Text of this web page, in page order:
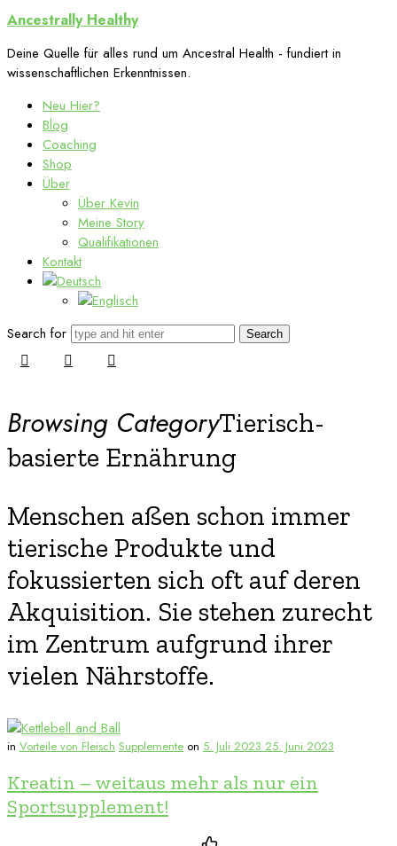
Ancestrally
Ancestrally Healthy
Deine Quelle für alles rund um Ancestral Health - fundiert in
wissenschaftlichen Erkenntnissen.
Neu Hier?
Blog
Coaching
Shop
Über
Über Kevin
Meine Story
Qualifikationen
Kontakt
Search for
Browsing CategoryTierisch-
basierte Ernährung
Menschen aßen schon immer
tierische Produkte und
fokussierten sich oft auf deren
Akquisition. Sie stehen zurecht
im Zentrum aufgrund ihrer
vielen Nährstoffe.
in Vorteile von Fleisch Supplemente on 5. Juli 2023 25. Juni 2023
Kreatin – weitaus mehr als nur ein
Sportsupplement!